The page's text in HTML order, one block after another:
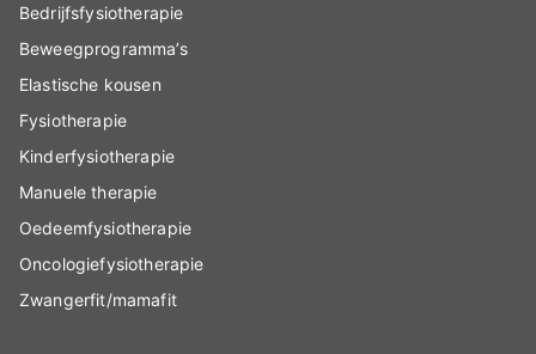
Bedrijfsfysiotherapie
Beweegprogramma’s
Elastische kousen
Fysiotherapie
Kinderfysiotherapie
Manuele therapie
Oedeemfysiotherapie
Oncologiefysiotherapie
Zwangerfit/mamafit